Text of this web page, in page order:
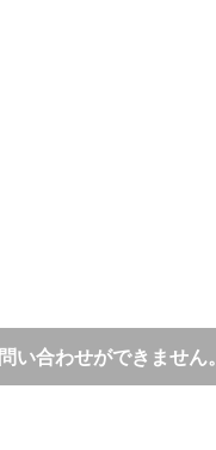
い合わせができません。